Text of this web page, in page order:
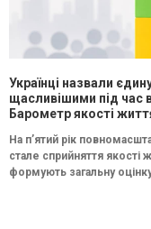
Українці назвали
щасливішими під час
Барометр якості
На п’ятий рік
стале сприйняття якості
формують загальну